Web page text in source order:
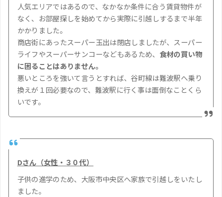
人気エリアではあるので、なかなか条件に合う賃貸物件が
なく、お部屋探しを始めてから実際に引越しするまで半年
かかりました。
商店街にあったスーパー玉出は閉店しましたが、スーパー
ライフやスーパーサンコーなどもあるため、 食材の買い物
に困ることはありません。
悪いところを強いて言うとすれば、谷町線は難波駅へ乗り
換えが１回必要なので、難波駅に行く事は面倒なことくら
いです。
Dさん（女性・３０代）
子供の進学のため、大阪市中央区へ家族で引越しをいたし
ました。